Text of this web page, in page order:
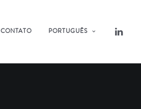
CONTATO PORTUGUÊS